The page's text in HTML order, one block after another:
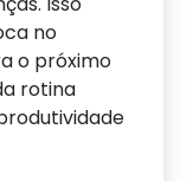
no
o próximo
rotina